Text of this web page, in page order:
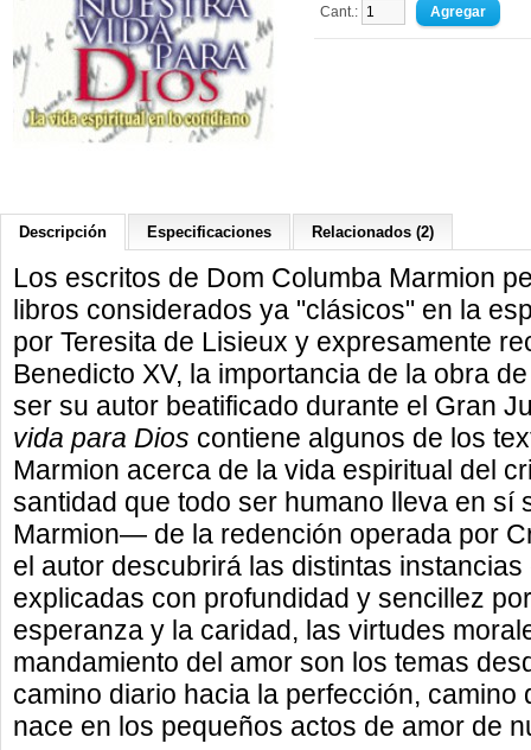
Cant.:
Descripción Especificaciones Relacionados (2)
Los escritos de Dom Columba Marmion
libros considerados ya "clásicos" en la
por Teresita de Lisieux y expresamente
Benedicto XV, la importancia de la obra
ser su autor beatificado durante el Gran
vida para Dios contiene algunos de los
Marmion acerca de la vida espiritual del
santidad que todo ser humano lleva en
Marmion— de la redención operada por
el autor descubrirá las distintas
explicadas con profundidad y sencillez
esperanza y la caridad, las virtudes
mandamiento del amor son los temas
camino diario hacia la perfección, camino
nace en los pequeños actos de amor de